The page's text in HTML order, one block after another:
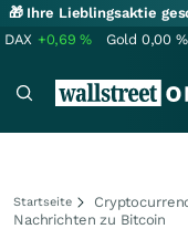
🎁 Ihre Lieblingsaktie
DAX +0,69% Gold 0,00 %
Startseite
Nachrichten zu Bitcoin